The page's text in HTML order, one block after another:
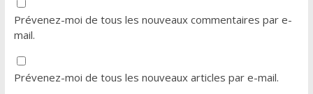
Prévenez-moi de tous les nouveaux commentaires par e-
mail.
Prévenez-moi de tous les nouveaux articles par e-mail.